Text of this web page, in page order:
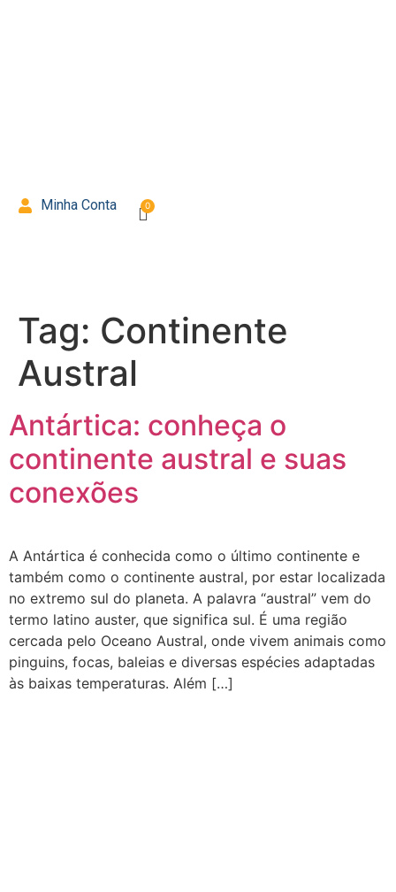
Minha Conta
Tag: Continente
Austral
Antártica: conheça o
continente austral e suas
conexões
A Antártica é conhecida como o último continente e
também como o continente austral, por estar localizada
no extremo sul do planeta. A palavra “austral” vem do
termo latino auster, que significa sul. É uma região
cercada pelo Oceano Austral, onde vivem animais como
pinguins, focas, baleias e diversas espécies adaptadas
às baixas temperaturas. Além […]